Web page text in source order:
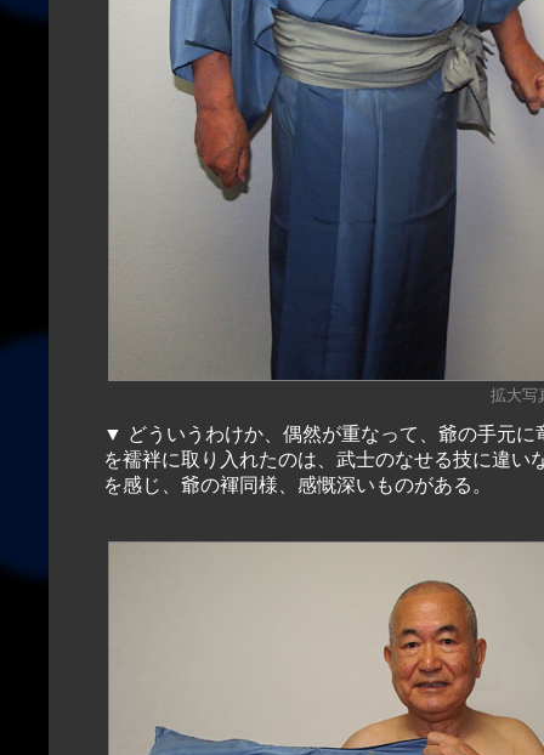
拡大写
▼ どういうわけか、偶然が重なって、爺の手元
を襦袢に取り入れたのは、武士のなせる技に違
を感じ、爺の褌同様、感慨深いものがある。